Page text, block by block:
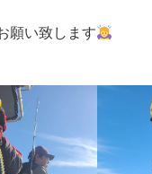
願い致します